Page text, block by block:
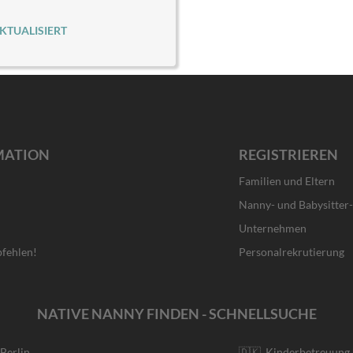
REGISTRIEREN
Familien und Eltern
Nanny- und
Unternehmen
Personalrekrutierung
NATIVE NANNY FINDEN - SCHNELLSUCHE